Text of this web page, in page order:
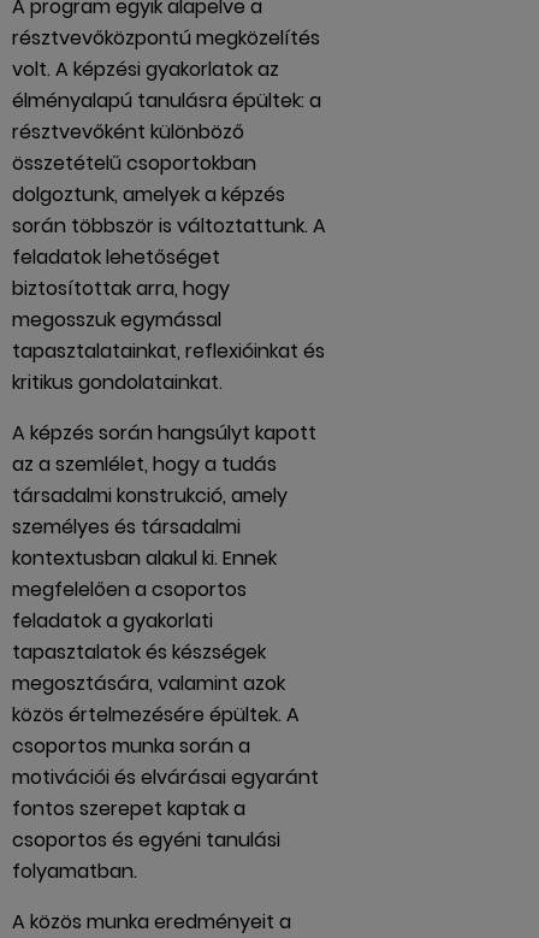
A program egyik alapelve a
résztvevőközpontú megközelítés
volt. A képzési gyakorlatok az
élményalapú tanulásra épültek: a
résztvevőként különböző
összetételű csoportokban
dolgoztunk, amelyek a képzés
során többször is változtattunk. A
feladatok lehetőséget
biztosítottak arra, hogy
megosszuk egymással
tapasztalatainkat, reflexióinkat és
kritikus gondolatainkat.
A képzés során hangsúlyt kapott
az a szemlélet, hogy a tudás
társadalmi konstrukció, amely
személyes és társadalmi
kontextusban alakul ki. Ennek
megfelelően a csoportos
feladatok a gyakorlati
tapasztalatok és készségek
megosztására, valamint azok
közös értelmezésére épültek. A
csoportos munka során a
motivációi és elvárásai egyaránt
fontos szerepet kaptak a
csoportos és egyéni tanulási
folyamatban.
A közös munka eredményeit a